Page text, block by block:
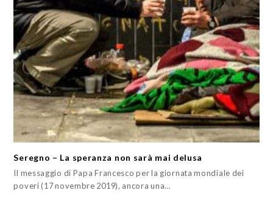
Seregno – La speranza non sarà mai delusa
Il messaggio di Papa Francesco per la giornata mondiale dei
poveri (17 novembre 2019), ancora una…